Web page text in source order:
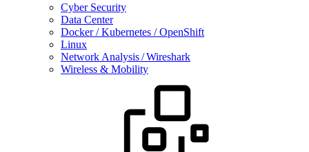
Cyber Security
Data Center
Docker / Kubernetes / OpenShift
Linux
Network Analysis / Wireshark
Wireless & Mobility